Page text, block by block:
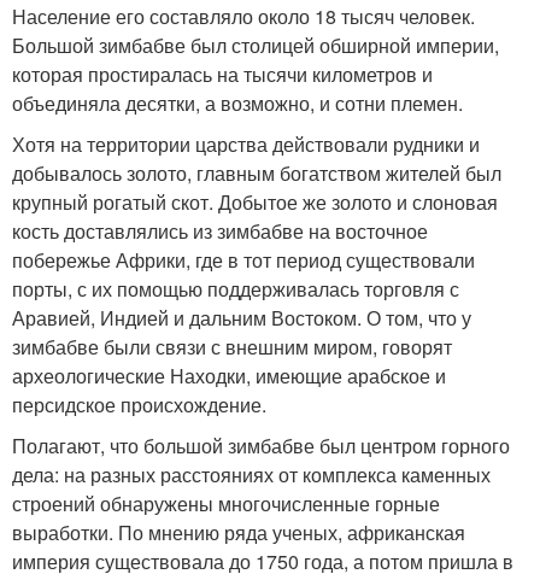
Население его составляло около 18 тысяч человек.
Большой зимбабве был столицей обширной империи,
которая простиралась на тысячи километров и
объединяла десятки, а возможно, и сотни племен.
Хотя на территории царства действовали рудники и
добывалось золото, главным богатством жителей был
крупный рогатый скот. Добытое же золото и слоновая
кость доставлялись из зимбабве на восточное
побережье Африки, где в тот период существовали
порты, с их помощью поддерживалась торговля с
Аравией, Индией и дальним Востоком. О том, что у
зимбабве были связи с внешним миром, говорят
археологические Находки, имеющие арабское и
персидское происхождение.
Полагают, что большой зимбабве был центром горного
дела: на разных расстояниях от комплекса каменных
строений обнаружены многочисленные горные
выработки. По мнению ряда ученых, африканская
империя существовала до 1750 года, а потом пришла в